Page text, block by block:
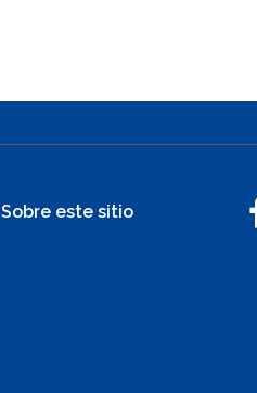
Sobre este sitio